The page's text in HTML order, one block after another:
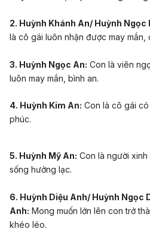
2. Huỳnh Khánh An/ Huỳnh Ngọc
là cô gái luôn nhận được may mắn,
3. Huỳnh Ngọc An: Con là viên
luôn may mắn, bình an.
4. Huỳnh Kim An: Con là cô gái
phúc.
5. Huỳnh Mỹ An: Con là người
sống hưởng lạc.
6. Huỳnh Diệu Anh/ Huỳnh Ngọc
Anh: Mong muốn lớn lên con trở
khéo léo.